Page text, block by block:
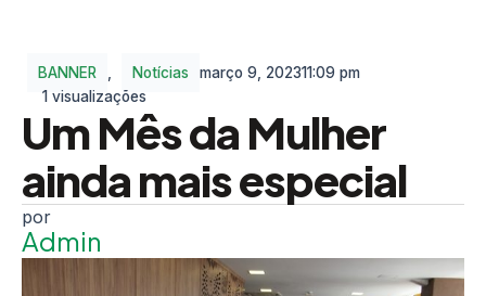
BANNER Notícias março 9, 202311:09 pm
1 visualizações
Um Mês da Mulher
ainda mais especial
Admin